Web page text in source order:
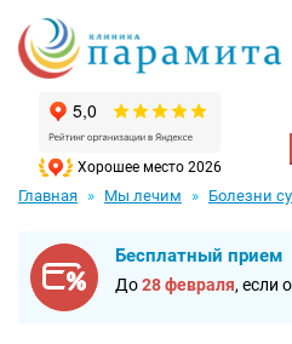
Хорошее место 2026
Главная Мы лечим Болезни
Бесплатный прием
До28 февраля, если